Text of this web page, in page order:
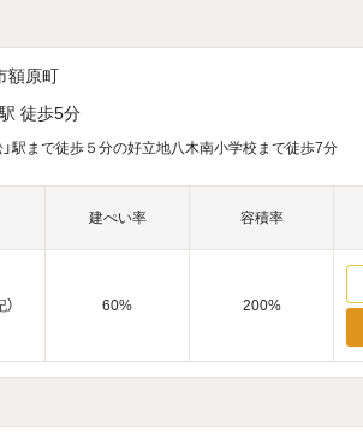
額原町
徒歩5分
駅まで徒歩５分の好立地八木南小学校まで徒歩7分
建ぺい率 容積率
60%
200%